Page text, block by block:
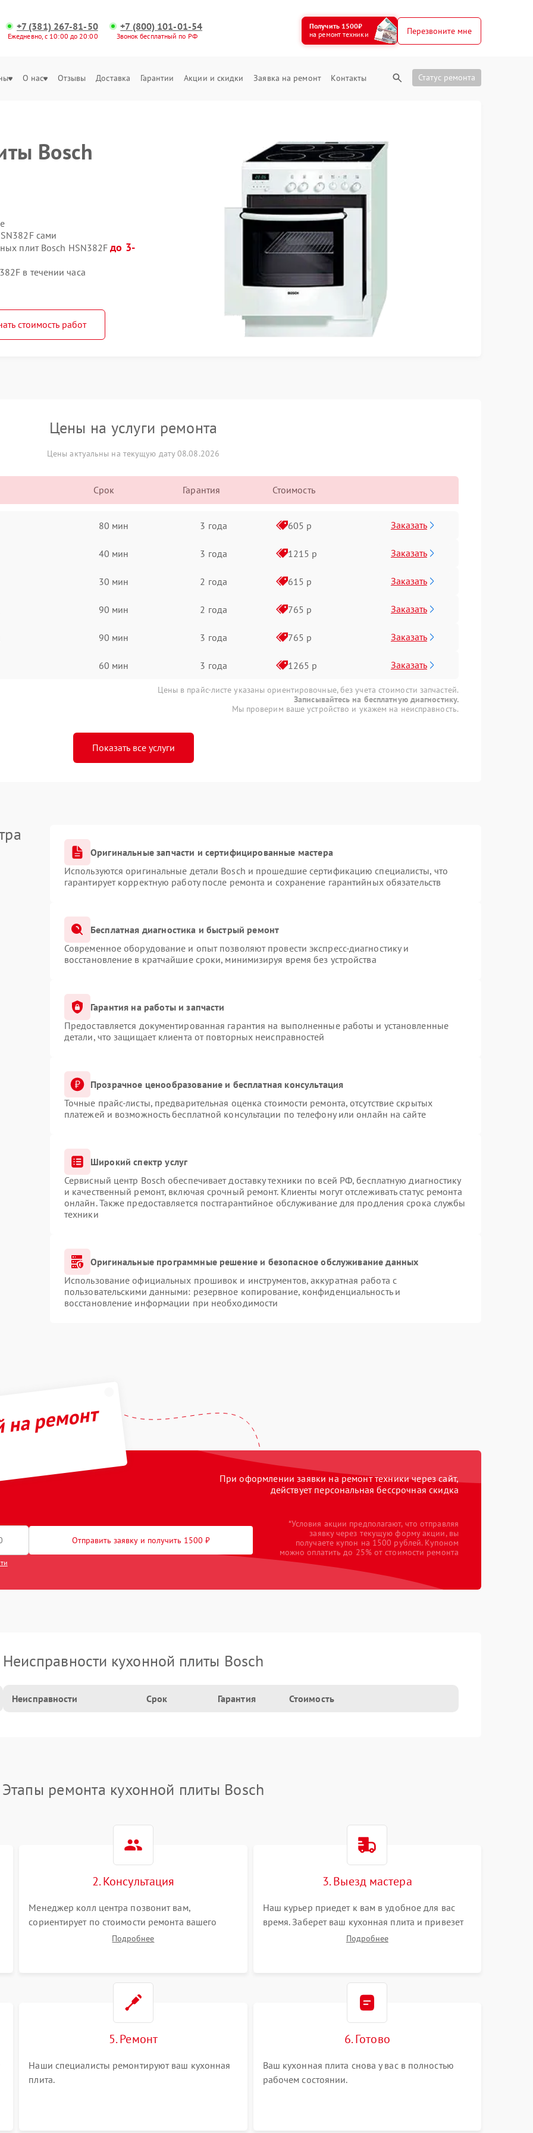
+7 (381) 267-81-50
Ежедневно, с 10:00 до 20:00
+7 (800) 101-01-54
Звонок бесплатный по РФ
Получить 1500₽
на ремонт техники
Перезвоните мне
О нас Отзывы Доставка Гарантии Акции и скидки Заявка на ремонт Контакты Статус ремонта
Bosch
сами
плит Bosch HSN382Fдо 3-
в течении часа
стоимость работ
Цены на услуги ремонта
Цены актуальны на текущую дату 08.08.2026
Срок Гарантия Стоимость
80 мин 3 года 605 р Заказать
40 мин 3 года 1215 р Заказать
30 мин 2 года 615 р Заказать
90 мин 2 года 765 р Заказать
90 мин 3 года 765 р Заказать
60 мин 3 года 1265 р Заказать
Цены в прайс-листе указаны ориентировочные, без учета стоимости запчастей.
Записывайтесь на бесплатную диагностику.
Мы проверим ваше устройство и укажем на неисправность.
Показать все услуги
Оригинальные запчасти и сертифицированные мастера
Используются оригинальные детали Bosch и прошедшие сертификацию специалисты, что
гарантирует корректную работу после ремонта и сохранение гарантийных обязательств
Бесплатная диагностика и быстрый ремонт
Современное оборудование и опыт позволяют провести экспресс-диагностику и
восстановление в кратчайшие сроки, минимизируя время без устройства
Гарантия на работы и запчасти
Предоставляется документированная гарантия на выполненные работы и установленные
детали, что защищает клиента от повторных неисправностей
Прозрачное ценообразование и бесплатная консультация
Точные прайс-листы, предварительная оценка стоимости ремонта, отсутствие скрытых
платежей и возможность бесплатной консультации по телефону или онлайн на сайте
Широкий спектр услуг
Сервисный центр Bosch обеспечивает доставку техники по всей РФ, бесплатную диагностику
и качественный ремонт, включая срочный ремонт. Клиенты могут отслеживать статус ремонта
онлайн. Также предоставляется постгарантийное обслуживание для продления срока службы
техники
Оригинальные программные решение и безопасное обслуживание данных
Использование официальных прошивок и инструментов, аккуратная работа с
пользовательскими данными: резервное копирование, конфиденциальность и
восстановление информации при необходимости
ремонт
При оформлении заявки на ремонт техники через сайт,
действует персональная бессрочная скидка
Отправить заявку и получить 1500 ₽
*Условия акции предполагают, что отправляя
заявку через текущую форму акции, вы
получаете купон на 1500 рублей. Купоном
можно оплатить до 25% от стоимости ремонта
Неисправности кухонной плиты Bosch
Неисправности Срок Гарантия Стоимость
Этапы ремонта кухонной плиты Bosch
2. Консультация
Менеджер колл центра позвонит вам,
сориентирует по стоимости ремонта вашего
кухонной плиты а также ответит на все ваши
Подробнее
3. Выезд мастера
Наш курьер приедет к вам в удобное для вас
время. Заберет ваш кухонная плита и привезет
на склад для диагностики.
Подробнее
5. Ремонт
Наши специалисты ремонтируют ваш кухонная
плита.
6. Готово
Ваш кухонная плита снова у вас в полностью
рабочем состоянии.